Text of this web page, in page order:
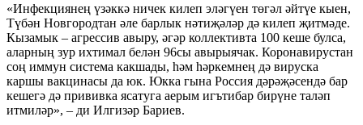
«Инфекциянең үзәккә ничек килеп эләгүен төгәл әйтүе кыен,
Түбән Новгородтан әле барлык нәтиҗәләр дә килеп җитмәде.
Кызамык – агрессив авыру, әгәр коллективта 100 кеше булса,
аларның зур ихтимал белән 96сы авырыячак. Коронавирустан
соң иммун система какшады, һәм һәркемнең дә вируска
каршы вакцинасы да юк. Юкка гына Россия дәрәҗәсендә бар
кешегә дә прививка ясатуга аерым игътибар бирүне таләп
итмиләр», – ди Илгизәр Бариев.